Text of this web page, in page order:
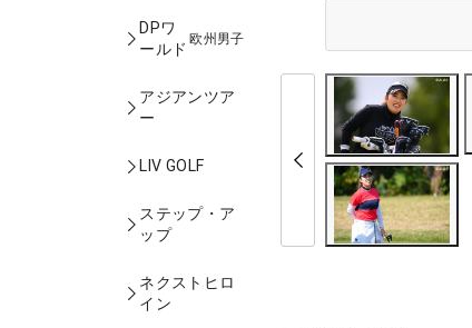
DPワ
ールド
欧州男子
アジアンツア
ー
LIV GOLF
ステップ・ア
ップ
ネクストヒロ
イン